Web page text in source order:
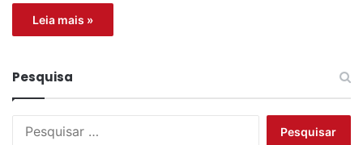
Leia mais »
Pesquisa